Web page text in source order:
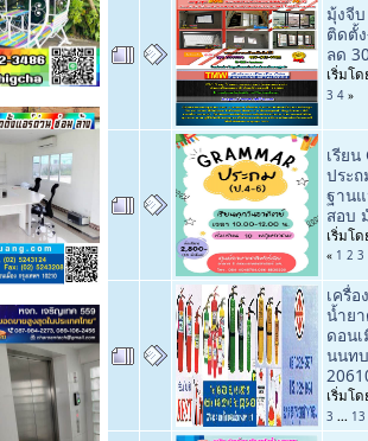
มุ้งจี
ติดตั้
ลด
เริ่มโ
3 4 »
เรีย
ประ
ฐาน
สอบ
เริ่มโ
« 1 2 3
เครื่อ
น้ำย
ดอน
นนท
เริ่มโ
3 ... 13